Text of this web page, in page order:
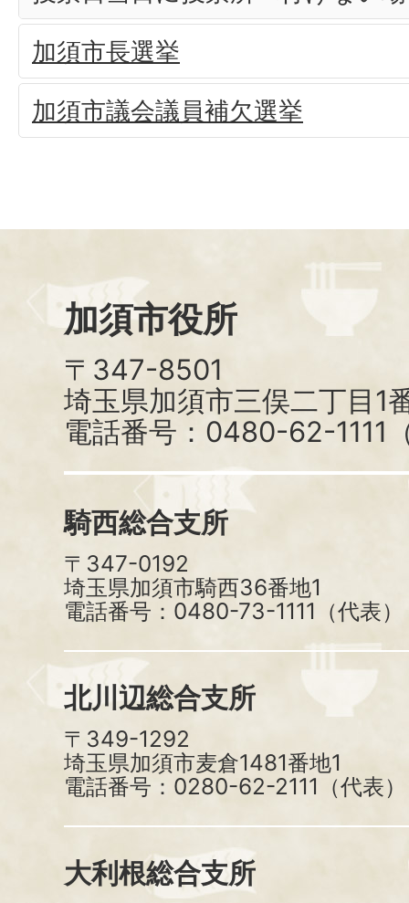
加須市長選挙
加須市議会議員補欠選挙
加須市役所
〒347-8501
埼玉県加須市三俣二丁目1
電話番号：0480-62-1111
騎西総合支所
〒347-0192
埼玉県加須市騎西36番地1
電話番号：0480-73-1111（代表）
北川辺総合支所
〒349-1292
埼玉県加須市麦倉1481番地1
電話番号：0280-62-2111（代表）
大利根総合支所